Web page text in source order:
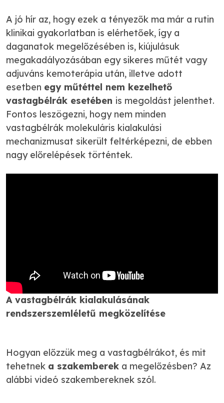
A jó hír az, hogy ezek a tényezők ma már a rutin
klinikai gyakorlatban is elérhetőek, így a
daganatok megelőzésében is, kiújulásuk
megakadályozásában egy sikeres műtét vagy
adjuváns kemoterápia után, illetve adott
esetben egy műtéttel nem kezelhető
vastagbélrák esetében is megoldást jelenthet.
Fontos leszögezni, hogy nem minden
vastagbélrák molekuláris​ kialakulási
mechanizmusat siker​ü​lt feltérképezni, de ebben
nagy előrelépések történtek.
A vastagbélrák kialakulásának
rendszerszemléletű megközelítése
Hogyan előzzük meg a vastagbélrákot, és mit
tehetnek a szakemberek a megelőzésben? Az
alábbi videó szakembereknek szól.